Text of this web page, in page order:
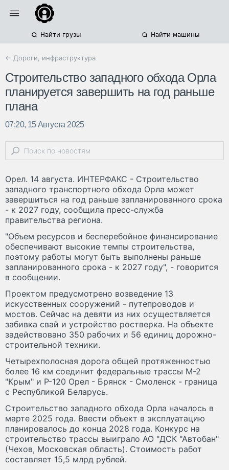
Найти грузы Найти машины
← Дороги, инфраструктура
Строительство западного обхода Орла
планируется завершить на год раньше
плана
07:20, 15 Августа 2025
Орел. 14 августа. ИНТЕРФАКС - Строительство
западного транспортного обхода Орла может
завершиться на год раньше запланированного срока
- к 2027 году, сообщила пресс-служба
правительства региона.
"Объем ресурсов и бесперебойное финансирование
обеспечивают высокие темпы строительства,
поэтому работы могут быть выполнены раньше
запланированного срока - к 2027 году", - говорится
в сообщении.
Проектом предусмотрено возведение 13
искусственных сооружений - путепроводов и
мостов. Сейчас на девяти из них осуществляется
забивка свай и устройство ростверка. На объекте
задействовано 350 рабочих и 56 единиц дорожно-
строительной техники.
Четырехполосная дорога общей протяженностью
более 16 км соединит федеральные трассы М-2
"Крым" и Р-120 Орел - Брянск - Смоленск - граница
с Республикой Беларусь.
Строительство западного обхода Орла началось в
марте 2025 года. Ввести объект в эксплуатацию
планировалось до конца 2028 года. Конкурс на
строительство трассы выиграло АО "ДСК "Автобан"
(Чехов, Московская область). Стоимость работ
составляет 15,5 млрд рублей.